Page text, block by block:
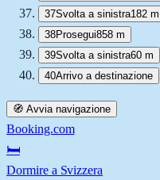
37Svolta a sinistra182 m
38Prosegui858 m
39Svolta a sinistra60 m
40Arrivo a destinazione
🧭 Avvia navigazione
Booking.com
🛏️
Dormire a Svizzera